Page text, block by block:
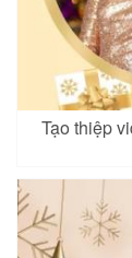
Tạo thiệp